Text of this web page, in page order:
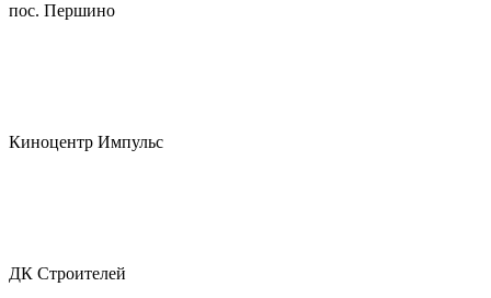
пос. Першино
Киноцентр Импульс
ДК Строителей